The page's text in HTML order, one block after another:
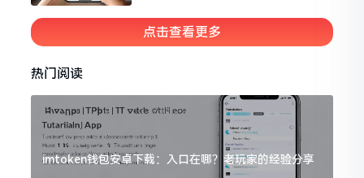
了鱼池账户之中,看起来的确让人感觉颇
为畅快
点击查看更多
热门阅读
imtoken钱包安卓下载：入口在哪？老玩家的经验分享